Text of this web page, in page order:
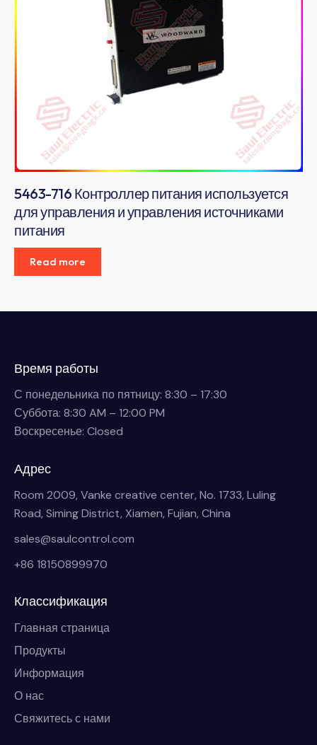
5463-716 Контроллер питания используется
для управления и управления источниками
питания
Read more
Время работы
С понедельника по пятницу: 8:30 – 17:30
Суббота: 8:30 AM – 12:00 PM
Воскресенье: Closed
Адрес
Room 2009, Vanke creative center, No. 1733, Luling
Road, Siming District, Xiamen, Fujian, China
sales@saulcontrol.com
+86 18150899970
Классификация
Главная страница
Продукты
Информация
О нас
Свяжитесь с нами